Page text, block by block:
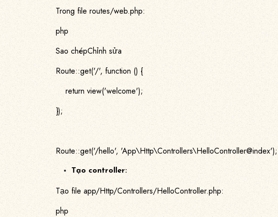
Trong file routes/web.php:
php
Sao chépChỉnh sửa
Route::get('/', function () {
return view('welcome');
});
Route::get('/hello', 'App\Http\Controllers\HelloController@index');
Tạo controller:
Tạo file app/Http/Controllers/HelloController.php:
php